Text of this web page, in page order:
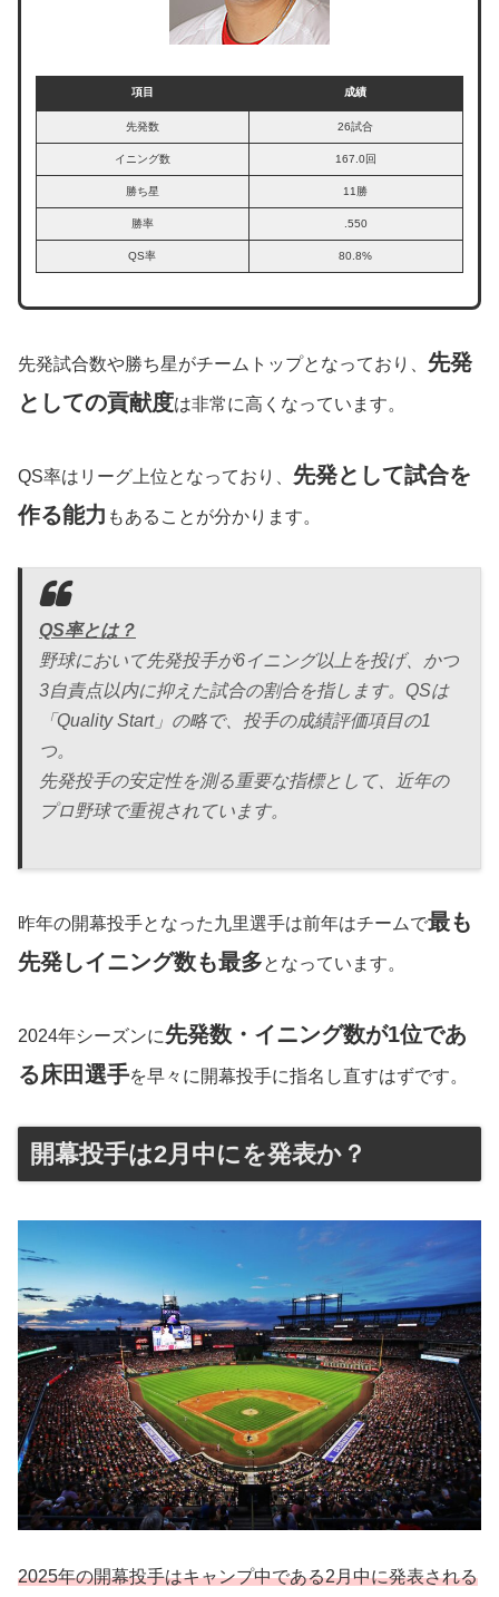
項目 成績
先発数 26試合
イニング数 167.0回
勝ち星 11勝
勝率 .550
QS率 80.8%
先発試合数や勝ち星がチームトップとなっており、 先発
としての貢献度は非常に高くなっています。
QS率はリーグ上位となっており、 先発として試合を
作る能力 もあることが分かります。
QS率とは？
野球において先発投手が6イニング以上を投げ、かつ
3自責点以内に抑えた試合の割合を指します。QSは
「Quality Start」の略で、投手の成績評価項目の1
つ。
先発投手の安定性を測る重要な指標として、近年の
プロ野球で重視されています。
昨年の開幕投手となった九里選手は前年はチームで最も
先発しイニング数も最多となっています。
2024年シーズンに先発数・イニング数が1位であ
る床田選手を早々に開幕投手に指名し直すはずです。
開幕投手は2月中にを発表か？
2025年の開幕投手はキャンプ中である2月中に発表される